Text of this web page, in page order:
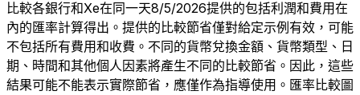
比較各銀行和Xe在同一天8/5/2026提供的包括利潤和費用在
內的匯率計算得出。提供的比較節省僅對給定示例有效，可能
不包括所有費用和收費。不同的貨幣兌換金額、貨幣類型、日
期、時間和其他個人因素將產生不同的比較節省。因此，這些
結果可能不能表示實際節省，應僅作為指導使用。匯率比較圖